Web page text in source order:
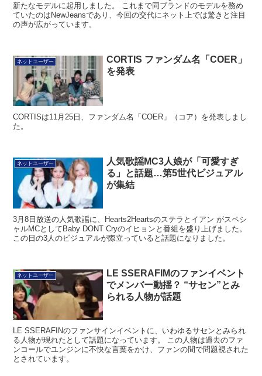
新たなモデルに起用しました。 これまで同ブランドのモデルを務め
ていたのはNewJeansであり、今回の交代にネット上では驚きと注目
の声が広がっています。
ネットユーザー
CORTIS ファンダム名「COER」
を発表
CORTISは11月25日、ファンダム名「COER」（コア）を発表しまし
た。
ネットユーザー
人気歌謡MC3人娘が「可愛すぎ
る」と話題…第5世代ビジュアル
が集結
3月8日放送の人気歌謡に、Hearts2Heartsのステラとイアン がスペシ
ャルMCとしてBaby DONT Cryのイヒョンと番組を盛り上げました。
この日の3人のビジュアルが際立っていると話題になりました。
ネットユーザー
LE SSERAFIMのファンイベント
でメンバー動揺？ “サセン”とみ
られる人物が話題
LE SSERAFINのファンサインイベントに、いわゆるサセンとみられ
る人物が現れたとして話題になっています。 この人物は過去のファ
ンコールでユンジンに不快な言葉をかけ、ファンの間で問題視された
とされています。